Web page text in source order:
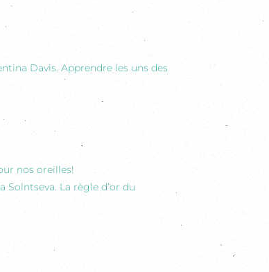
Davis. Apprendre les uns des
nos oreilles!
Solntseva. La règle d’or du